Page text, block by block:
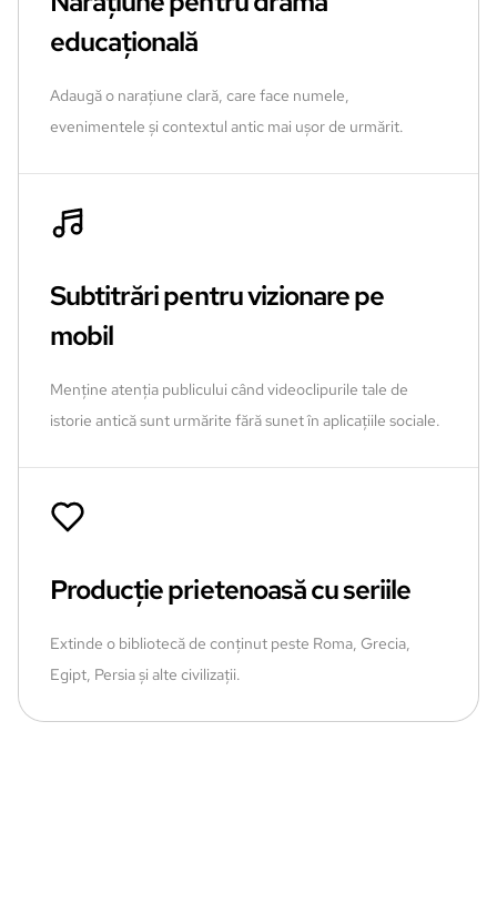
educațională
Adaugă o narațiune clară, care face numele,
evenimentele și contextul antic mai ușor de urmărit.
Subtitrări pentru vizionare pe
mobil
Menține atenția publicului când videoclipurile tale de
istorie antică sunt urmărite fără sunet în aplicațiile sociale.
Producție prietenoasă cu seriile
Extinde o bibliotecă de conținut peste Roma, Grecia,
Egipt, Persia și alte civilizații.